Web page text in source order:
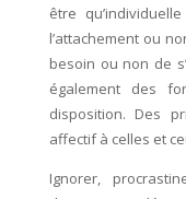
être
l’attachement ou
besoin ou non de
également des
disposition. Des
affectif à celles et
Ignorer,